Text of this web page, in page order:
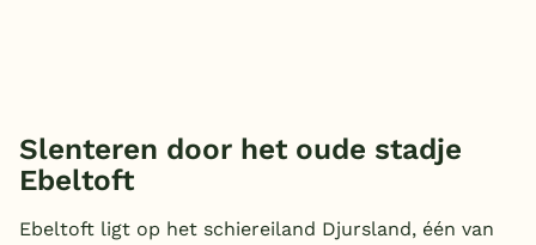
Slenteren door het oude stadje
Ebeltoft
Ebeltoft ligt op het schiereiland Djursland, één van